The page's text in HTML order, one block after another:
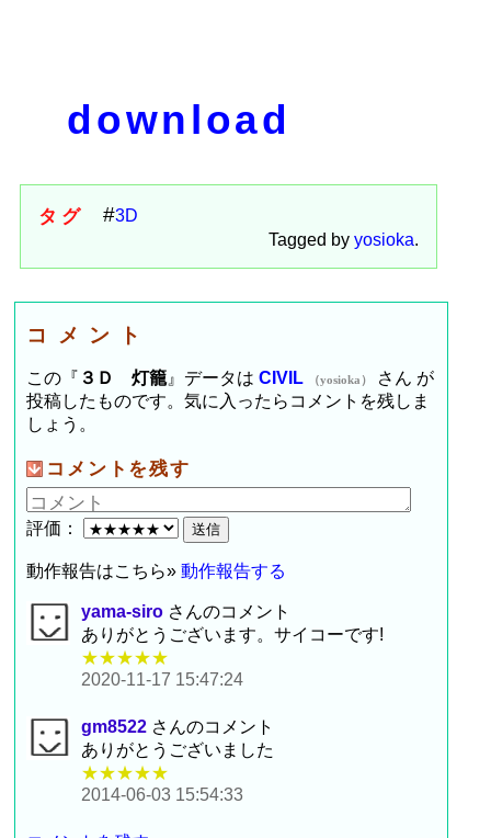
download
タグ
3D
Tagged by yosioka.
コメント
この『 ３Ｄ 灯籠』データはCIVIL （yosioka）
さん が
投稿したものです。気に入ったらコメントを残しま
しょう。
コメントを残す
評価：
動作報告はこちら»動作報告する
yama-siro さんのコメント
ありがとうございます。サイコーです!
★★★★★
2020-11-17 15:47:24
gm8522 さんのコメント
ありがとうございました
★★★★★
2014-06-03 15:54:33